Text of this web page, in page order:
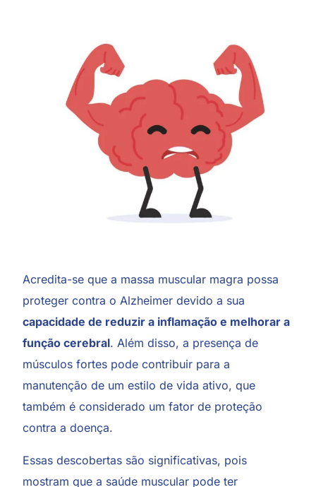
Acredita-se que a massa muscular magra possa
proteger contra o Alzheimer devido a sua
capacidade de reduzir a inflamação e melhorar a
função cerebral. Além disso, a presença de
músculos fortes pode contribuir para a
manutenção de um estilo de vida ativo, que
também é considerado um fator de proteção
contra a doença.
Essas descobertas são significativas, pois
mostram que a saúde muscular pode ter